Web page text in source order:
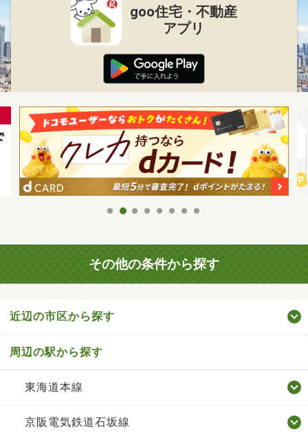
goo住宅・不動産
アプリ
その他の条件から探す
近辺の市区から探す
周辺の駅から探す
東海道本線
京阪電気鉄道石坂線